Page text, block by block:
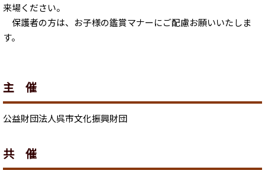
来場ください。
保護者の方は、お子様の鑑賞マナーにご配慮お願いいたしま
す。
主 催
公益財団法人呉市文化振興財団
共 催